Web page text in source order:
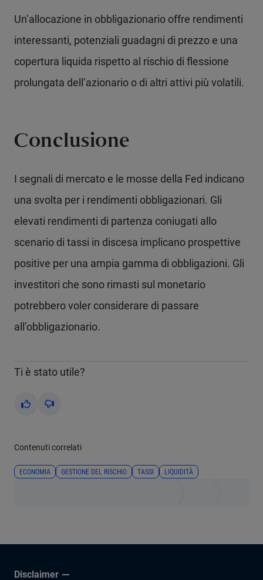
Un’allocazione in obbligazionario offre rendimenti
interessanti, potenziali guadagni di prezzo e una
copertura liquida rispetto al rischio di flessione
prolungata dell’azionario o di altri attivi più volatili.
Conclusione
I segnali di mercato e le mosse della Fed indicano
una svolta per i rendimenti obbligazionari. Gli
elevati rendimenti di partenza coniugati allo
scenario di tassi in discesa implicano prospettive
positive per una ampia gamma di obbligazioni. Gli
investitori che sono rimasti sul monetario
potrebbero voler considerare di passare
all’obbligazionario.
Ti è stato utile?
Yes No
Contenuti correlati
ECONOMIA GESTIONE DEL RISCHIO TASSI LIQUIDITÀ
Disclaimer